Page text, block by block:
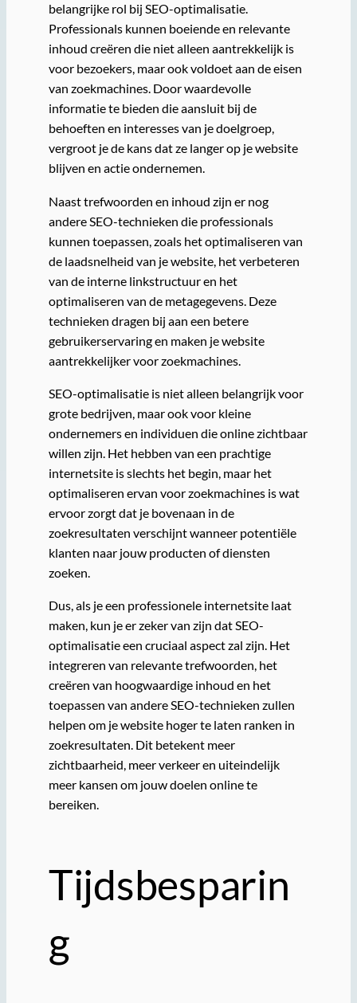
belangrijke rol bij SEO-optimalisatie.
Professionals kunnen boeiende en relevante
inhoud creëren die niet alleen aantrekkelijk is
voor bezoekers, maar ook voldoet aan de eisen
van zoekmachines. Door waardevolle
informatie te bieden die aansluit bij de
behoeften en interesses van je doelgroep,
vergroot je de kans dat ze langer op je website
blijven en actie ondernemen.
Naast trefwoorden en inhoud zijn er nog
andere SEO-technieken die professionals
kunnen toepassen, zoals het optimaliseren van
de laadsnelheid van je website, het verbeteren
van de interne linkstructuur en het
optimaliseren van de metagegevens. Deze
technieken dragen bij aan een betere
gebruikerservaring en maken je website
aantrekkelijker voor zoekmachines.
SEO-optimalisatie is niet alleen belangrijk voor
grote bedrijven, maar ook voor kleine
ondernemers en individuen die online zichtbaar
willen zijn. Het hebben van een prachtige
internetsite is slechts het begin, maar het
optimaliseren ervan voor zoekmachines is wat
ervoor zorgt dat je bovenaan in de
zoekresultaten verschijnt wanneer potentiële
klanten naar jouw producten of diensten
zoeken.
Dus, als je een professionele internetsite laat
maken, kun je er zeker van zijn dat SEO-
optimalisatie een cruciaal aspect zal zijn. Het
integreren van relevante trefwoorden, het
creëren van hoogwaardige inhoud en het
toepassen van andere SEO-technieken zullen
helpen om je website hoger te laten ranken in
zoekresultaten. Dit betekent meer
zichtbaarheid, meer verkeer en uiteindelijk
meer kansen om jouw doelen online te
bereiken.
Tijdsbesparin
g